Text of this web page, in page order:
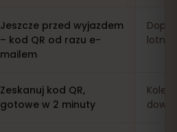
Jeszcze przed wyjazdem
– kod QR od razu e-
mailem
Zeskanuj kod QR,
gotowe w 2 minuty